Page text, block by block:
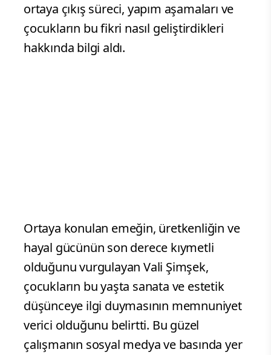
ortaya çıkış süreci, yapım aşamaları ve
çocukların bu fikri nasıl geliştirdikleri
hakkında bilgi aldı.
Ortaya konulan emeğin, üretkenliğin ve
hayal gücünün son derece kıymetli
olduğunu vurgulayan Vali Şimşek,
çocukların bu yaşta sanata ve estetik
düşünceye ilgi duymasının memnuniyet
verici olduğunu belirtti. Bu güzel
çalışmanın sosyal medya ve basında yer